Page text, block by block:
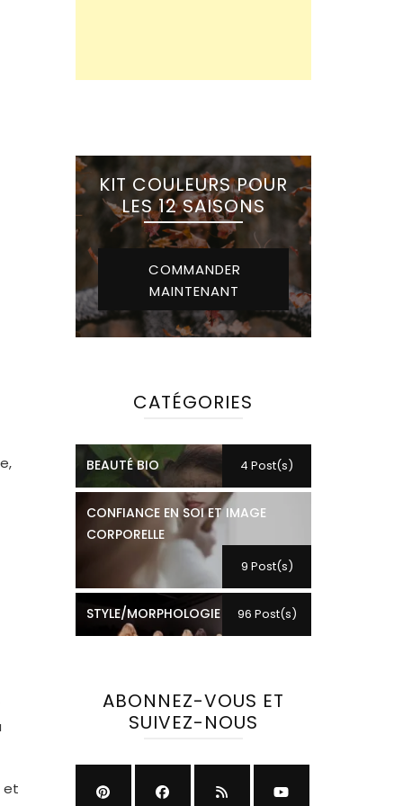
et
KIT COULEURS POUR
LES 12 SAISONS
COMMANDER
MAINTENANT
CATÉGORIES
BEAUTÉ BIO 4 Post(s)
CONFIANCE EN SOI ET IMAGE
CORPORELLE
9 Post(s)
STYLE/MORPHOLOGIE 96 Post(s)
ABONNEZ-VOUS ET
SUIVEZ-NOUS